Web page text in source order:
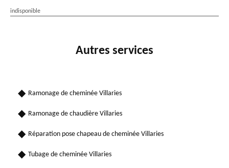
indisponible
Autres services
Ramonage de cheminée Villaries
Ramonage de chaudière Villaries
Réparation pose chapeau de cheminée Villaries
Tubage de cheminée Villaries